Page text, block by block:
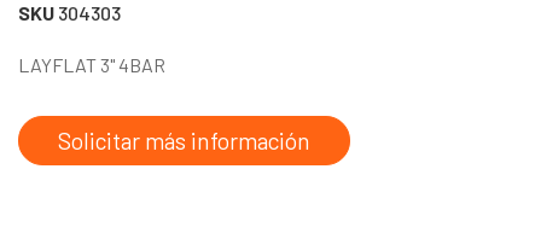
SKU 304303
LAYFLAT 3" 4BAR
Solicitar más información